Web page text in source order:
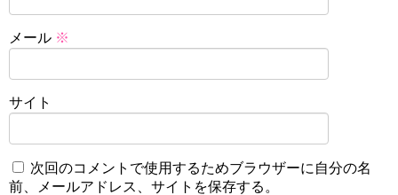
メール ※
サイト
次回のコメントで使用するためブラウザーに自分の名
前、メールアドレス、サイトを保存する。